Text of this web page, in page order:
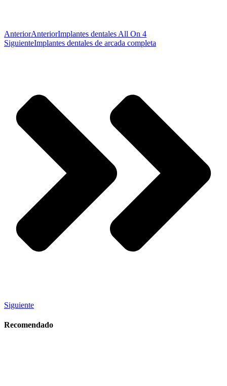
AnteriorAnteriorImplantes dentales All On 4
SiguienteImplantes dentales de arcada completa
Siguiente
Recomendado